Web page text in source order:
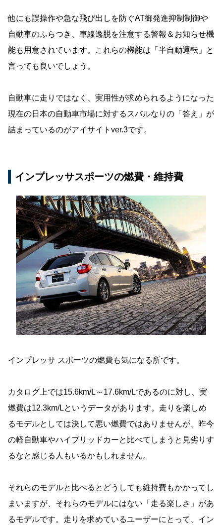
他にも誤操作や急な飛び出しを防ぐAT御発進抑制制御や
自動車のふらつき、車線逸脱を注意する警報＆お知らせ機
能も用意されています。これらの機能は「半自動運転」と
言っても良いでしょう。
自動車に走りではなく、実用性が求められるようになった
現在の日本の自動車市場に対するスバルなりの「答え」が
詰まっているのがアイサイトver.3です。
インプレッサスポーツの燃費・維持費
インプレッサ スポーツの燃費も気になる所です。
カタログ上では15.6km/L～17.6km/Lであるのに対し、実
燃費は12.3km/Lというデータがあります。走りを楽しめ
るモデルとしては決して悪い燃費ではありませんが、昨今
の軽自動車やハイブリッドカーと比べてしまうと見劣りす
るなと感じる人もいるかもしれません。
それらのモデルと比べるとどうしても維持費もかかってし
まいますが、それらのモデルにはない「走る楽しさ」があ
るモデルです。走りを求めているユーザーにとって、イン